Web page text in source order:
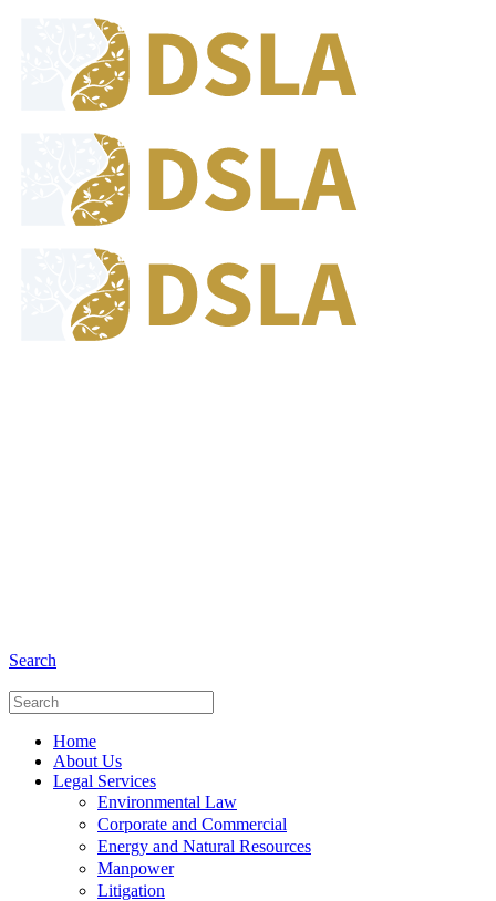
Search
Home
About Us
Legal Services
Environmental Law
Corporate and Commercial
Energy and Natural Resources
Manpower
Litigation